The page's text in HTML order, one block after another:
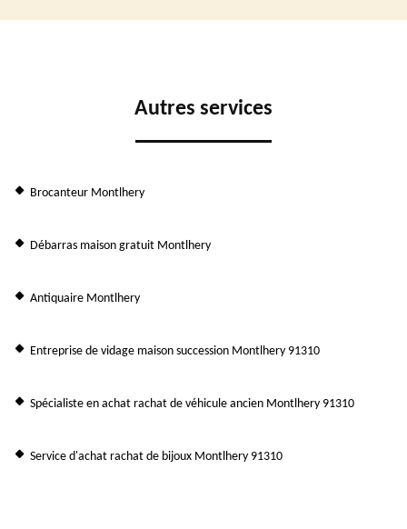
Autres services
Brocanteur Montlhery
Débarras maison gratuit Montlhery
Antiquaire Montlhery
Entreprise de vidage maison succession Montlhery 91310
Spécialiste en achat rachat de véhicule ancien Montlhery 91310
Service d'achat rachat de bijoux Montlhery 91310